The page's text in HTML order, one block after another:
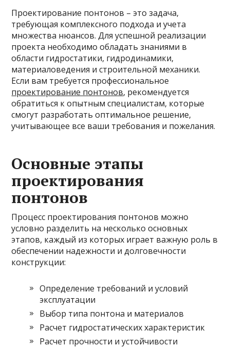
Проектирование понтонов – это задача,
требующая комплексного подхода и учета
множества нюансов. Для успешной реализации
проекта необходимо обладать знаниями в
области гидростатики, гидродинамики,
материаловедения и строительной механики.
Если вам требуется профессиональное
проектирование понтонов, рекомендуется
обратиться к опытным специалистам, которые
смогут разработать оптимальное решение,
учитывающее все ваши требования и пожелания.
Основные этапы
проектирования
понтонов
Процесс проектирования понтонов можно
условно разделить на несколько основных
этапов, каждый из которых играет важную роль в
обеспечении надежности и долговечности
конструкции:
Определение требований и условий
эксплуатации
Выбор типа понтона и материалов
Расчет гидростатических характеристик
Расчет прочности и устойчивости